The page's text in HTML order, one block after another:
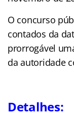
O concurso
contados da
prorrogável
da autoridade
Detalhes: